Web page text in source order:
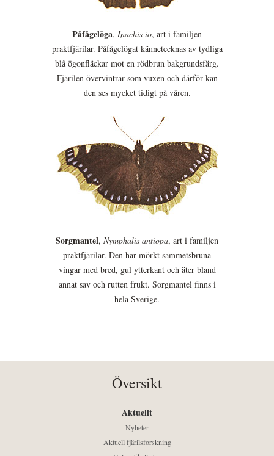
Påfågelöga, Inachis io, art i familjen
praktfjärilar. Påfågelögat kännetecknas av tydliga
blå ögonfläckar mot en rödbrun bakgrundsfärg.
Fjärilen övervintrar som vuxen och därför kan
den ses mycket tidigt på våren.
Sorgmantel, Nymphalis antiopa, art i familjen
praktfjärilar. Den har mörkt sammetsbruna
vingar med bred, gul ytterkant och äter bland
annat sav och rutten frukt. Sorgmantel finns i
hela Sverige.
Översikt
Aktuellt
Nyheter
Aktuell fjärilsforskning